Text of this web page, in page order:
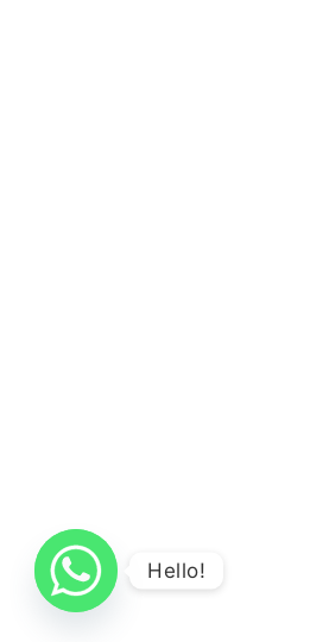
Hello!